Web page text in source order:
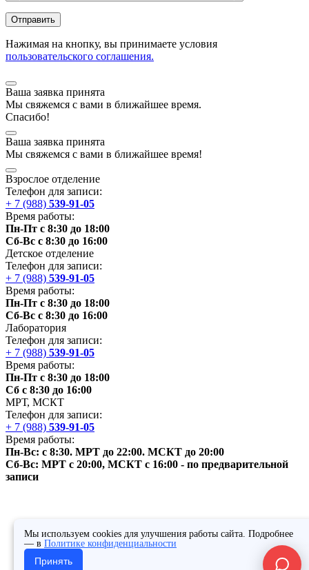
Нажимая на кнопку, вы принимаете условия
пользовательского соглашения.
Ваша заявка принята
Мы свяжемся с вами в ближайшее время.
Спасибо!
Ваша заявка принята
Мы свяжемся с вами в ближайшее время!
Взрослое отделение
Телефон для записи:
+ 7 (988) 539-91-05
Время работы:
Пн-Пт с 8:30 до 18:00
Сб-Вс с 8:30 до 16:00
Детское отделение
Телефон для записи:
+ 7 (988) 539-91-05
Время работы:
Пн-Пт с 8:30 до 18:00
Сб-Вс с 8:30 до 16:00
Лаборатория
Телефон для записи:
+ 7 (988) 539-91-05
Время работы:
Пн-Пт с 8:30 до 18:00
Сб с 8:30 до 16:00
МРТ, МСКТ
Телефон для записи:
+ 7 (988) 539-91-05
Время работы:
Пн-Вс: с 8:30. МРТ до 22:00. МСКТ до 20:00
Сб-Вс: МРТ с 20:00, МСКТ с 16:00 - по предварительной
записи
Мы используем cookies для улучшения работы сайта. Подробнее
— в Политике конфиденциальности
Принять